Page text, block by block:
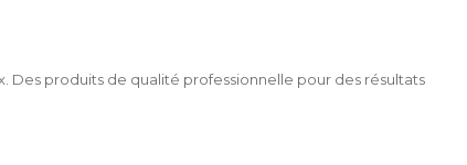
Des produits de qualité professionnelle pour des résultats